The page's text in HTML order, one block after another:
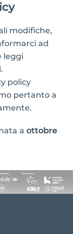
modifiche,
ad
leggi
policy
pertanto a
a ottobre